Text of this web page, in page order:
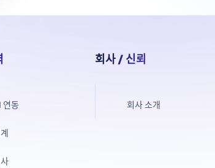
연동
회사 / 신뢰
회사 소개